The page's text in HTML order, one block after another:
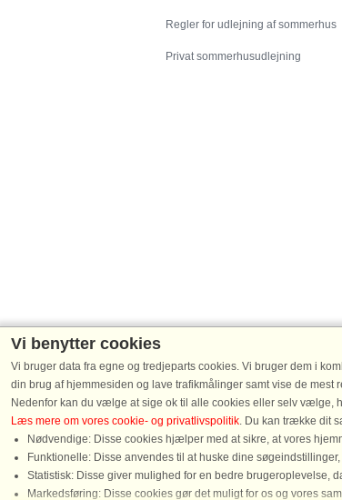
Regler for udlejning af sommerhus
Privat sommerhusudlejning
Destinationer
Sommerhuse i Danmark|
Tyskland|Sommerhuse i Sverige|
Vi benytter cookies
Vi bruger data fra egne og tredjeparts cookies. Vi bruger dem i
din brug af hjemmesiden og lave trafikmålinger samt vise de mest
Nedenfor kan du vælge at sige ok til alle cookies eller selv vælge,
Læs mere om vores cookie- og privatlivspolitik. Du kan trække dit
Nødvendige: Disse cookies hjælper med at sikre, at vores
Funktionelle: Disse anvendes til at huske dine
Statistisk: Disse giver mulighed for en bedre brugeroplevelse,
Markedsføring: Disse cookies gør det muligt for os og vores
Snak